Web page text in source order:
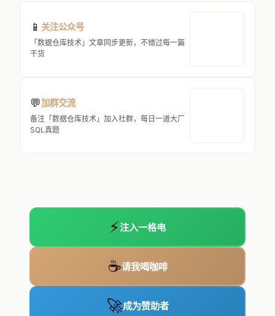
📱 关注公众号
「数据仓库技术」文章同步更新，不错过每一篇
干货
💬加群交流
备注「数据仓库技术」加入社群，每日一道大厂
SQL真题
⚡注入一格电
☕请我喝咖啡
🚀成为赞助者